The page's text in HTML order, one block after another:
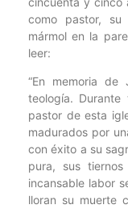
como pastor, su
mármol en la
leer:
“En memoria de
teología.
pastor de esta
madurados por
con éxito a su
pura, sus
incansable labor
lloran su muerte